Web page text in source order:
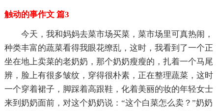
触动的事作文 篇3
今天，我和妈妈去菜市场买菜，菜市场里可真热闹，
种类丰富的蔬菜看得我眼花缭乱，这时，我看到了一个正
坐在地上卖菜的老奶奶，那个奶奶瘦瘦的，扎着一个马尾
辨，脸上有很多皱纹，穿得很朴素，正在整理蔬菜，这时
一个穿着裙子，脚踩着高跟鞋，化着美丽的妆的年轻女士
来到奶奶面前，对这个奶奶说：“这个白菜怎么卖？”奶奶